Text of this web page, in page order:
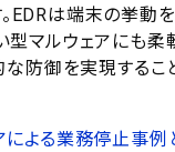
EDRは端末の挙動
マルウェアにも柔
防御を実現するこ
による業務停止事